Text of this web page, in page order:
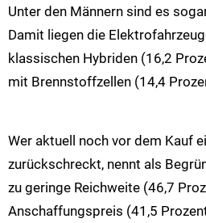
Unter den Männern sind es
Damit liegen die
klassischen Hybriden (16,2
mit Brennstoffzellen (14,4
Wer aktuell noch vor dem Kauf
zurückschreckt, nennt als
zu geringe Reichweite (46,7
Anschaffungspreis (41,5